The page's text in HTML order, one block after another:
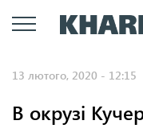
13 лютого, 2020 - 12:15
В окрузі